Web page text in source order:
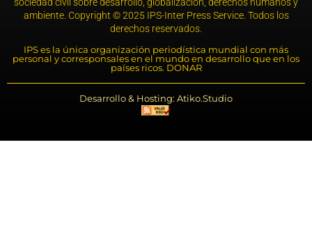
ambiente. Copyright © 2025 IPS-Inter Press Service. Todos los
derechos reservados.
IPS es la única organización periodística mundial con más
personal y corresponsales en el mundo en desarrollo que en los
países ricos. DONAR
Desarrollo & Hosting: Atiko.Studio